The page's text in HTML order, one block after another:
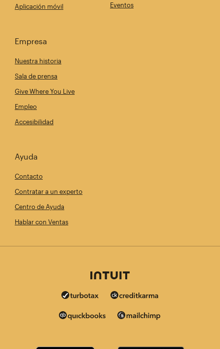
Aplicación móvil
Eventos
Empresa
Nuestra historia
Sala de prensa
Give Where You Live
Empleo
Accesibilidad
Ayuda
Contacto
Contratar a un experto
Centro de Ayuda
Hablar con Ventas